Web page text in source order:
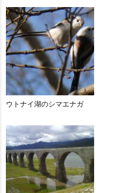
ウトナイ湖のシマエナガ